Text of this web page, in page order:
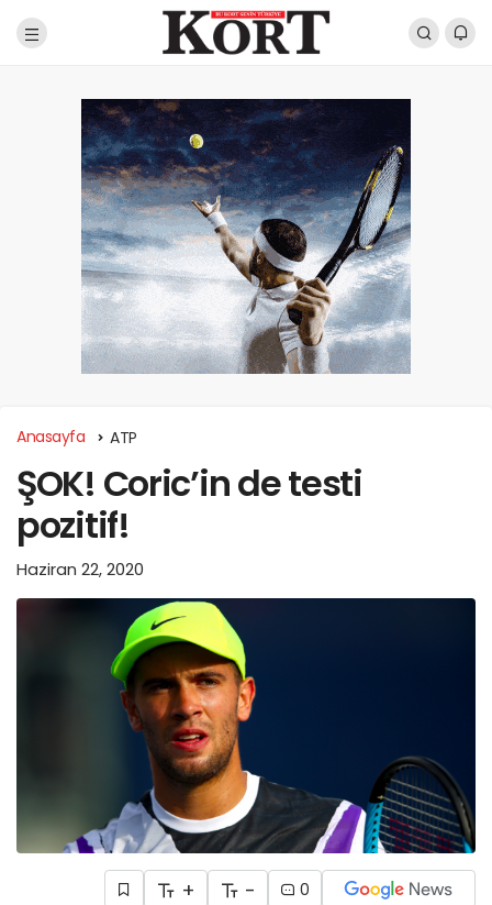
Anasayfa ATP
ŞOK! Coric’in de testi
pozitif!
Haziran 22, 2020
+ - 0